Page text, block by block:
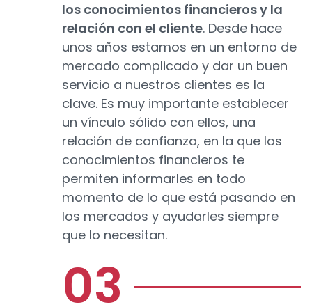
los conocimientos financieros y la
relación con el cliente. Desde hace
unos años estamos en un entorno de
mercado complicado y dar un buen
servicio a nuestros clientes es la
clave. Es muy importante establecer
un vínculo sólido con ellos, una
relación de confianza, en la que los
conocimientos financieros te
permiten informarles en todo
momento de lo que está pasando en
los mercados y ayudarles siempre
que lo necesitan.